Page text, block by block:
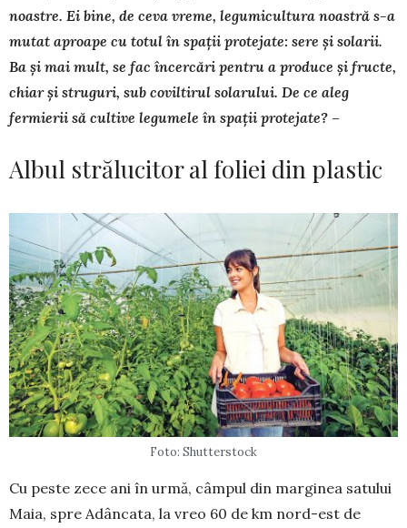
noastre. Ei bine, de ceva vreme, legumicultura noastră s-a
mutat aproape cu totul în spa­ții protejate: sere și solarii.
Ba și mai mult, se fac încercări pen­tru a produce și fructe,
chiar și struguri, sub coviltirul solarului. De ce aleg
fermierii să cultive legumele în spații protejate? –
Albul strălucitor al foliei din plastic
Foto: Shutterstock
Cu peste zece ani în urmă, câmpul din marginea satului
Maia, spre Adâncata, la vreo 60 de km nord-est de